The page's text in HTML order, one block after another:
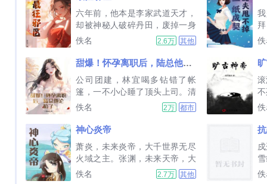
切尽在官榜老隐二零一二年倾力
打造权谋爽文，请诸君多...
六年前，他本是李家武道天才，
却被神秘人破碎丹田，废掉一身
修为，沦为废物，被赶出家族。
绝世医术，无敌归来，百倍复
姐，上百隐门势力，无敌师尊，
谁若招惹，唯有一死。...
佚名 2.6万 其他
甜爆！怀孕离职后，陆总他沦陷了
公司团建，林宜喝多钻错了帐
篷，一不小心睡了顶头上司。清
醒后看着那张帅绝人寰的脸，林
司眼皮子底下如履薄冰。林宜打
却发现自己怀孕了。就在她打算
再次跑路时，机场被封锁，冰山
总裁将她堵...
佚名 2万 都市
神心炎帝
萧炎，未来炎帝，大千世界无尽
火域之主。张渊，未来天帝，大
千世界第一位主宰境。萧炎张渊
佚名 2.7万 其他